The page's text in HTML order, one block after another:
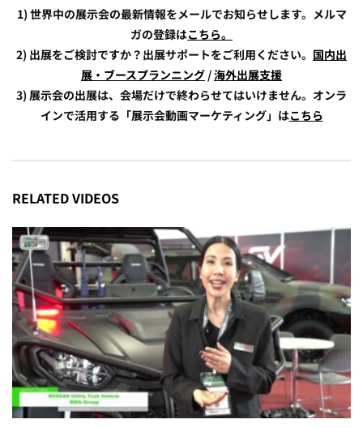
1) 世界中の展示会の最新情報をメールでお知らせします。メルマ
ガの登録はこちら。
2) 出展をご検討ですか？出展サポートをご利用ください。 国内出
展・ブースプランニング /海外出展支援
3) 展示会の出展は、会場だけで終わらせてはいけません。オンラ
インで活用する「展示会動画マーケティング」はこちら
RELATED VIDEOS